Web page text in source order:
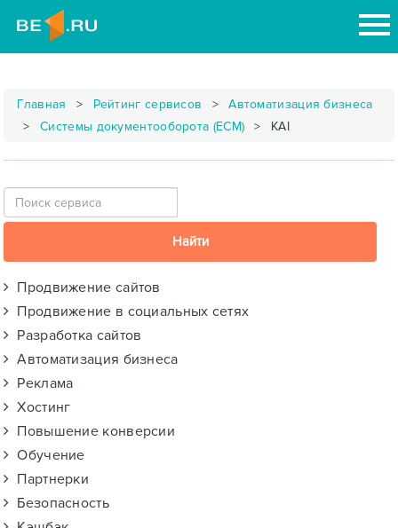
Главная Рейтинг сервисов
Автоматизация бизнеса
Системы документооборота (ECM)
KAI
Продвижение сайтов
Продвижение в социальных сетях
Разработка сайтов
Автоматизация бизнеса
Реклама
Хостинг
Повышение конверсии
Обучение
Партнерки
Безопасность